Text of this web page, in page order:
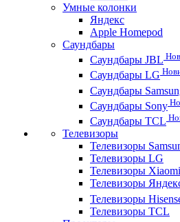
Умные колонки
Яндекс
Apple Homepod
Саундбары
Саундбары JBL
Саундбары LG
Саундбары
Саундбары Sony
Саундбары TCL
Телевизоры
Телевизоры
Телевизоры LG
Телевизоры Xiaomi
Телевизоры
Телевизоры
Телевизоры TCL